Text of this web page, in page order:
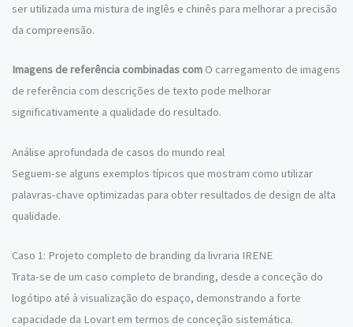
ser utilizada uma mistura de inglês e chinês para melhorar a precisão
da compreensão.
Imagens de referência combinadas com O carregamento de imagens
de referência com descrições de texto pode melhorar
significativamente a qualidade do resultado.
Análise aprofundada de casos do mundo real
Seguem-se alguns exemplos típicos que mostram como utilizar
palavras-chave optimizadas para obter resultados de design de alta
qualidade.
Caso 1: Projeto completo de branding da livraria IRENE
Trata-se de um caso completo de branding, desde a conceção do
logótipo até à visualização do espaço, demonstrando a forte
capacidade da Lovart em termos de conceção sistemática.